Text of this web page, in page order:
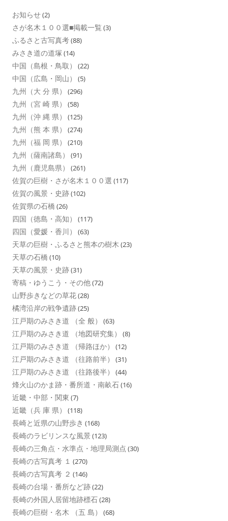
お知らせ(2)
さが名木１００選■掲載一覧 (3)
ふるさと古写真考(88)
みさき道の道塚 (14)
中国（島根・鳥取） (22)
中国（広島・岡山） (5)
九州（大 分 県） (296)
九州（宮 崎 県） (58)
九州（沖 縄 県） (125)
九州（熊 本 県） (274)
九州（福 岡 県） (210)
九州（薩南諸島） (91)
九州（鹿児島県） (261)
佐賀の巨樹・さが名木１００選 (117)
佐賀の風景・史跡(102)
佐賀県の石橋 (26)
四国（徳島・高知） (117)
四国（愛媛・香川） (63)
天草の巨樹・ふるさと熊本の樹木 (23)
天草の石橋 (10)
天草の風景・史跡(31)
寄稿・ゆうこう・その他(72)
山野歩きなどの草花(28)
橘湾沿岸の戦争遺跡(25)
江戸期のみさき道 （全 般） (63)
江戸期のみさき道 （地図研究集） (8)
江戸期のみさき道 （帰路ほか） (12)
江戸期のみさき道 （往路前半） (31)
江戸期のみさき道 （往路後半） (44)
烽火山のかま跡・番所道・南畝石(16)
近畿・中部・関東 (7)
近畿（兵 庫 県） (118)
長崎と近県の山野歩き (168)
長崎のラビリンスな風景 (123)
長崎の三角点・水準点・地理局測点 (30)
長崎の古写真考 １ (270)
長崎の古写真考 ２ (146)
長崎の台場・番所など跡(22)
長崎の外国人居留地跡標石(28)
長崎の巨樹・名木 （五 島） (68)